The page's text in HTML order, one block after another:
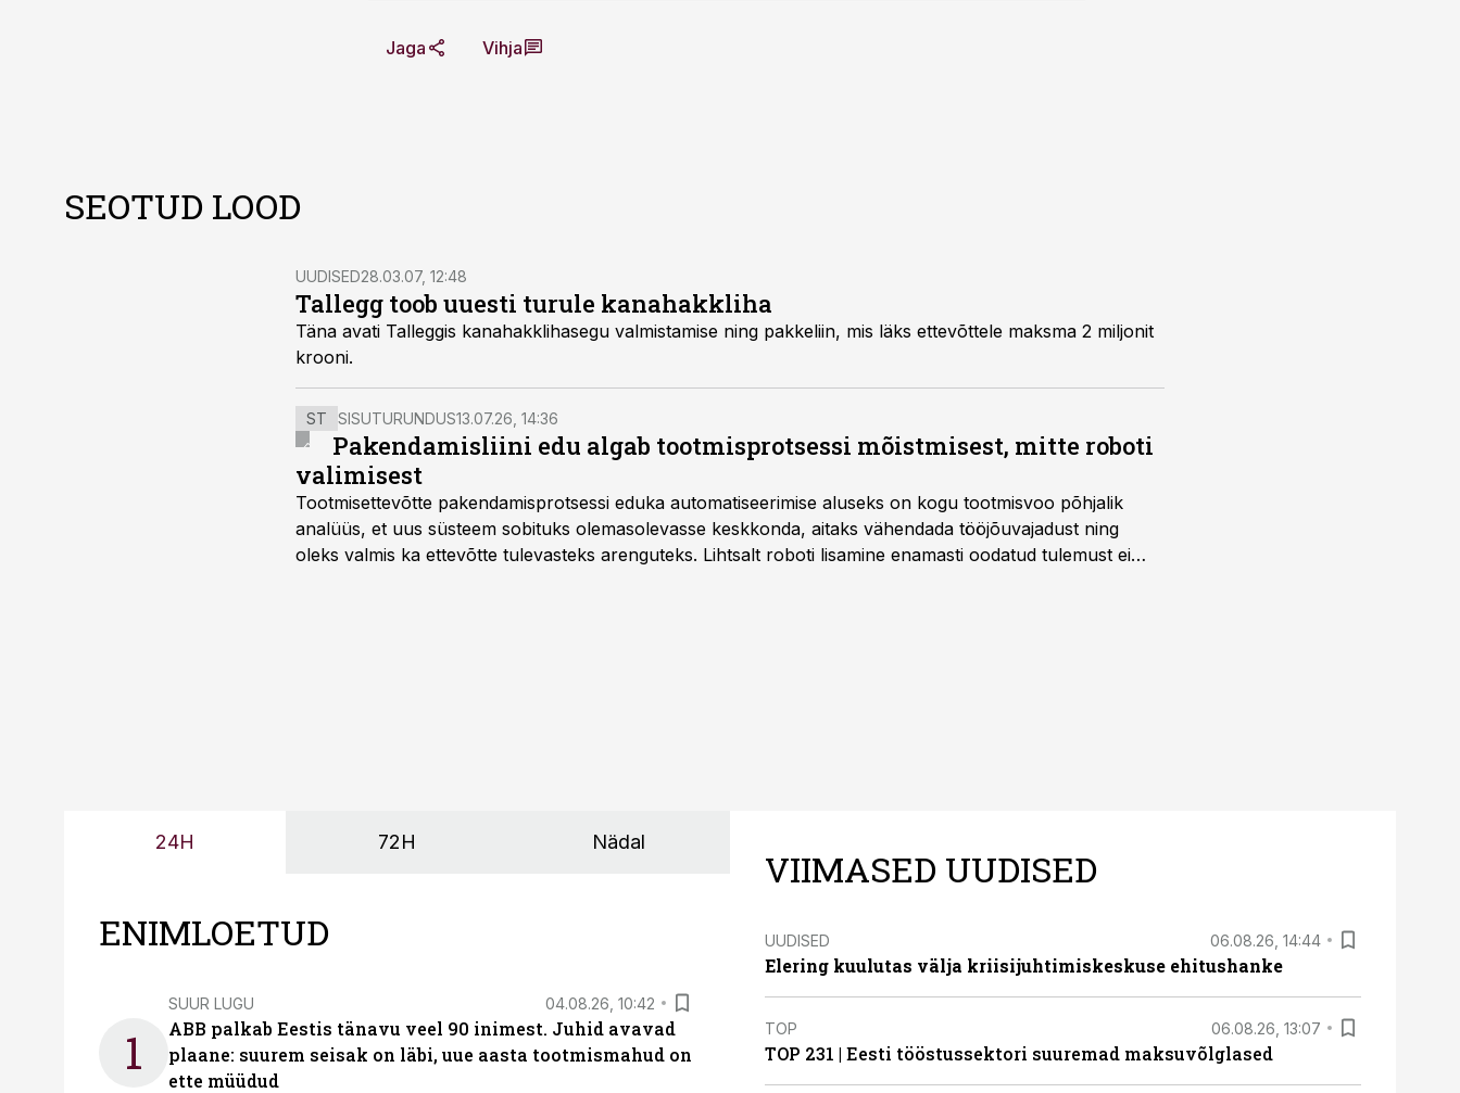
Jaga Vihja
SEOTUD LOOD
UUDISED28.03.07, 12:48
Tallegg toob uuesti turule kanahakkliha
Täna avati Talleggis kanahakklihasegu valmistamise ning pakkeliin, mis läks ettevõttele maksma 2 miljonit
krooni.
ST SISUTURUNDUS13.07.26, 14:36
Pakendamisliini edu algab tootmisprotsessi mõistmisest, mitte roboti
valimisest
Tootmisettevõtte pakendamisprotsessi eduka automatiseerimise aluseks on kogu tootmisvoo põhjalik
analüüs, et uus süsteem sobituks olemasolevasse keskkonda, aitaks vähendada tööjõuvajadust ning
oleks valmis ka ettevõtte tulevasteks arenguteks. Lihtsalt roboti lisamine enamasti oodatud tulemust ei
24H 72H Nädal
ENIMLOETUD
1
SUUR LUGU 04.08.26, 10:42
ABB palkab Eestis tänavu veel 90 inimest. Juhid avavad
plaane: suurem seisak on läbi, uue aasta tootmismahud on
ette müüdud
VIIMASED UUDISED
UUDISED 06.08.26, 14:44
Elering kuulutas välja kriisijuhtimiskeskuse ehitushanke
TOP 06.08.26, 13:07
TOP 231 | Eesti tööstussektori suuremad maksuvõlglased